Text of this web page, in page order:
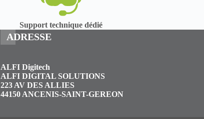
Support technique dédié
ADRESSE
ALFI Digitech
ALFI DIGITAL SOLUTIONS
223 AV DES ALLIES
44150 ANCENIS-SAINT-GEREON